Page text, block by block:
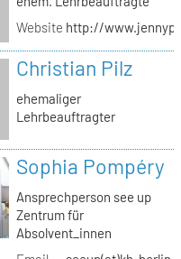
Website http://
Christian Pilz
ehemaliger
Lehrbeauftragter
Sophia Pompéry
Ansprechperson see up
Zentrum für
Absolvent_innen